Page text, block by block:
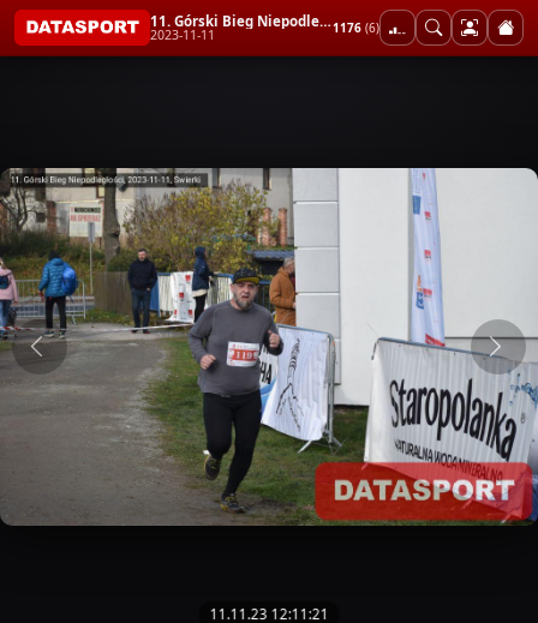
11. Górski Bieg Niepodległości
2023-11-11 1176 (6)
11.11.23 12:11:21